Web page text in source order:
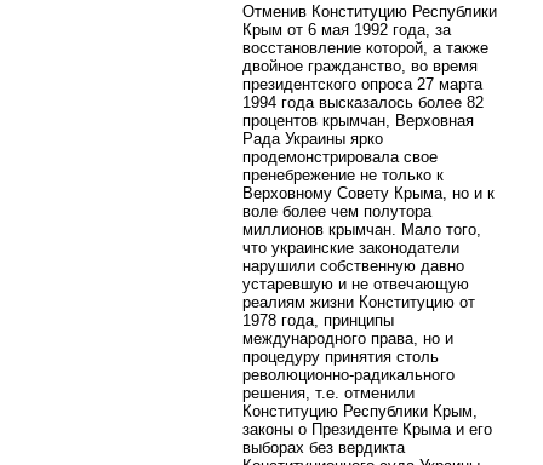
Отменив Конституцию Республики
Крым от 6 мая 1992 года, за
восстановление которой, а также
двойное гражданство, во время
президентского опроса 27 марта
1994 года высказалось более 82
процентов крымчан, Верховная
Рада Украины ярко
продемонстрировала свое
пренебрежение не только к
Верховному Совету Крыма, но и к
воле более чем полутора
миллионов крымчан. Мало того,
что украинские законодатели
нарушили собственную давно
устаревшую и не отвечающую
реалиям жизни Конституцию от
1978 года, принципы
международного права, но и
процедуру принятия столь
революционно-радикального
решения, т.е. отменили
Конституцию Республики Крым,
законы о Президенте Крыма и его
выборах без вердикта